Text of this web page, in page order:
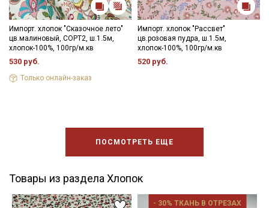
Импорт. хлопок "Сказочное лето"
цв.малиновый, СОРТ2, ш.1.5м,
хлопок-100%, 100гр/м.кв
530 руб.
Только онлайн-заказ
Импорт. хлопок "Рассвет"
цв.розовая пудра, ш.1.5м,
хлопок-100%, 100гр/м.кв
520 руб.
ПОСМОТРЕТЬ ЕЩЕ
Товары из раздела Хлопок
- 30% ТКАНЬ В ОТРЕЗАХ